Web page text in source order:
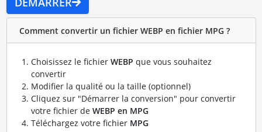
Comment convertir un fichier WEBP en fichier MPG ?
Choisissez le fichier WEBP que vous souhaitez
convertir
Modifier la qualité ou la taille (optionnel)
Cliquez sur "Démarrer la conversion" pour convertir
votre fichier de WEBP en MPG
Téléchargez votre fichier MPG